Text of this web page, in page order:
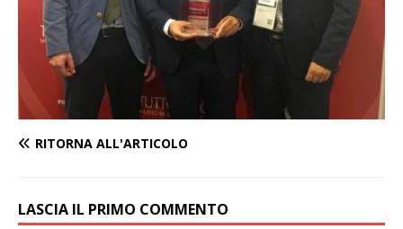
RITORNA ALL'ARTICOLO
LASCIA IL PRIMO COMMENTO